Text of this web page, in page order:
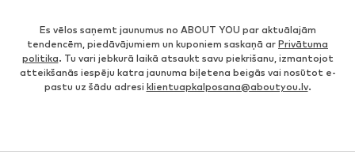
Es vēlos saņemt jaunumus no ABOUT YOU par aktuālajām
tendencēm, piedāvājumiem un kuponiem saskaņā ar Privātuma
politika. Tu vari jebkurā laikā atsaukt savu piekrišanu, izmantojot
atteikšanās iespēju katra jaunuma biļetena beigās vai nosūtot e-
pastu uz šādu adresi klientuapkalposana@aboutyou.lv.